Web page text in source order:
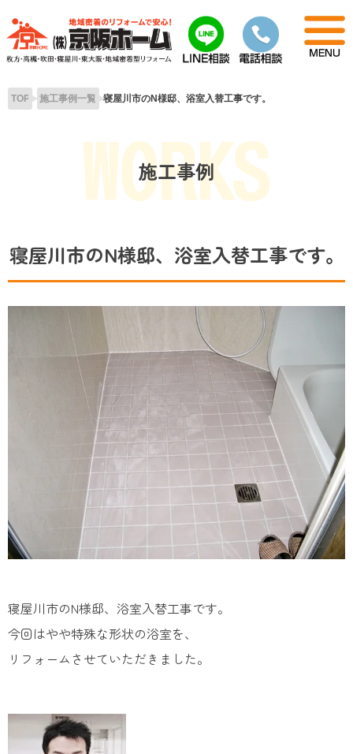
content
TOP 施工事例一覧 寝屋川市のN様邸、浴室入替工事です。
施工事例
寝屋川市のN様邸、浴室入替工事です。
寝屋川市のN様邸、浴室入替工事です。
今回はやや特殊な形状の浴室を、
リフォームさせていただきました。